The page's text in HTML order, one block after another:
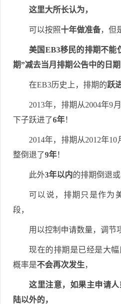
这里大所长认为，
可以按照十年做准备，但
美国EB3移民的排期不能
期”减去当月排期公告中的日期
在EB3历史上，排期的跃
2013年，排期从2004年9
下子跃进了6年！
2014年，排期从2012年
整倒退了9年！
此外3年以内的排期倒退
可以说，排期只是作为
段，
用以控制申请数量，调节
现在的排期是已经是大
概率是不会再次发生，
这里注意，如果主申请
陆以外的，